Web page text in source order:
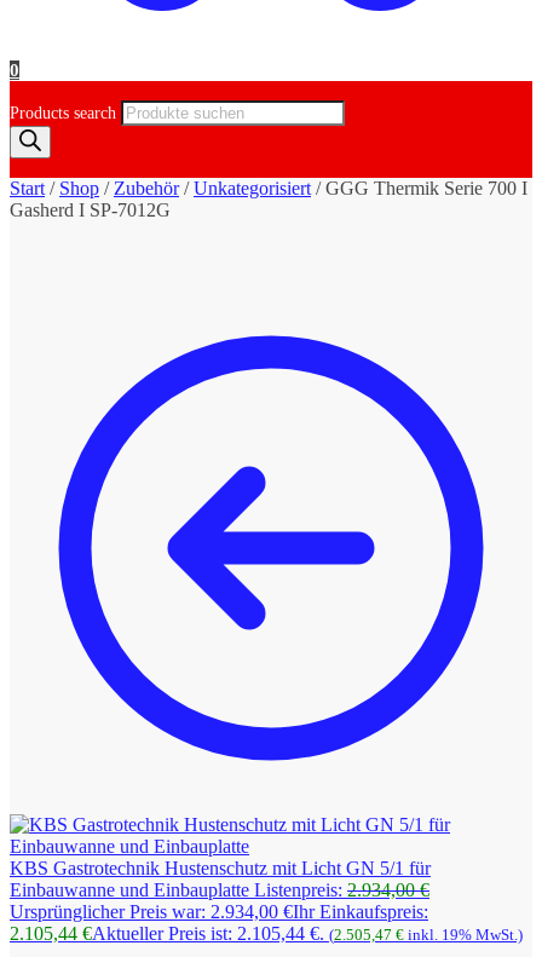
0
Products search
Start / Shop / Zubehör/Unkategorisiert /GGG Thermik Serie 700 I
Gasherd I SP-7012G
KBS Gastrotechnik Hustenschutz mit Licht GN 5/1 für
Einbauwanne und Einbauplatte Listenpreis: 2.934,00€
Ursprünglicher Preis war: 2.934,00 €Ihr Einkaufspreis:
2.105,44 €Aktueller Preis ist: 2.105,44 €. (2.505,47 € inkl. 19% MwSt.)